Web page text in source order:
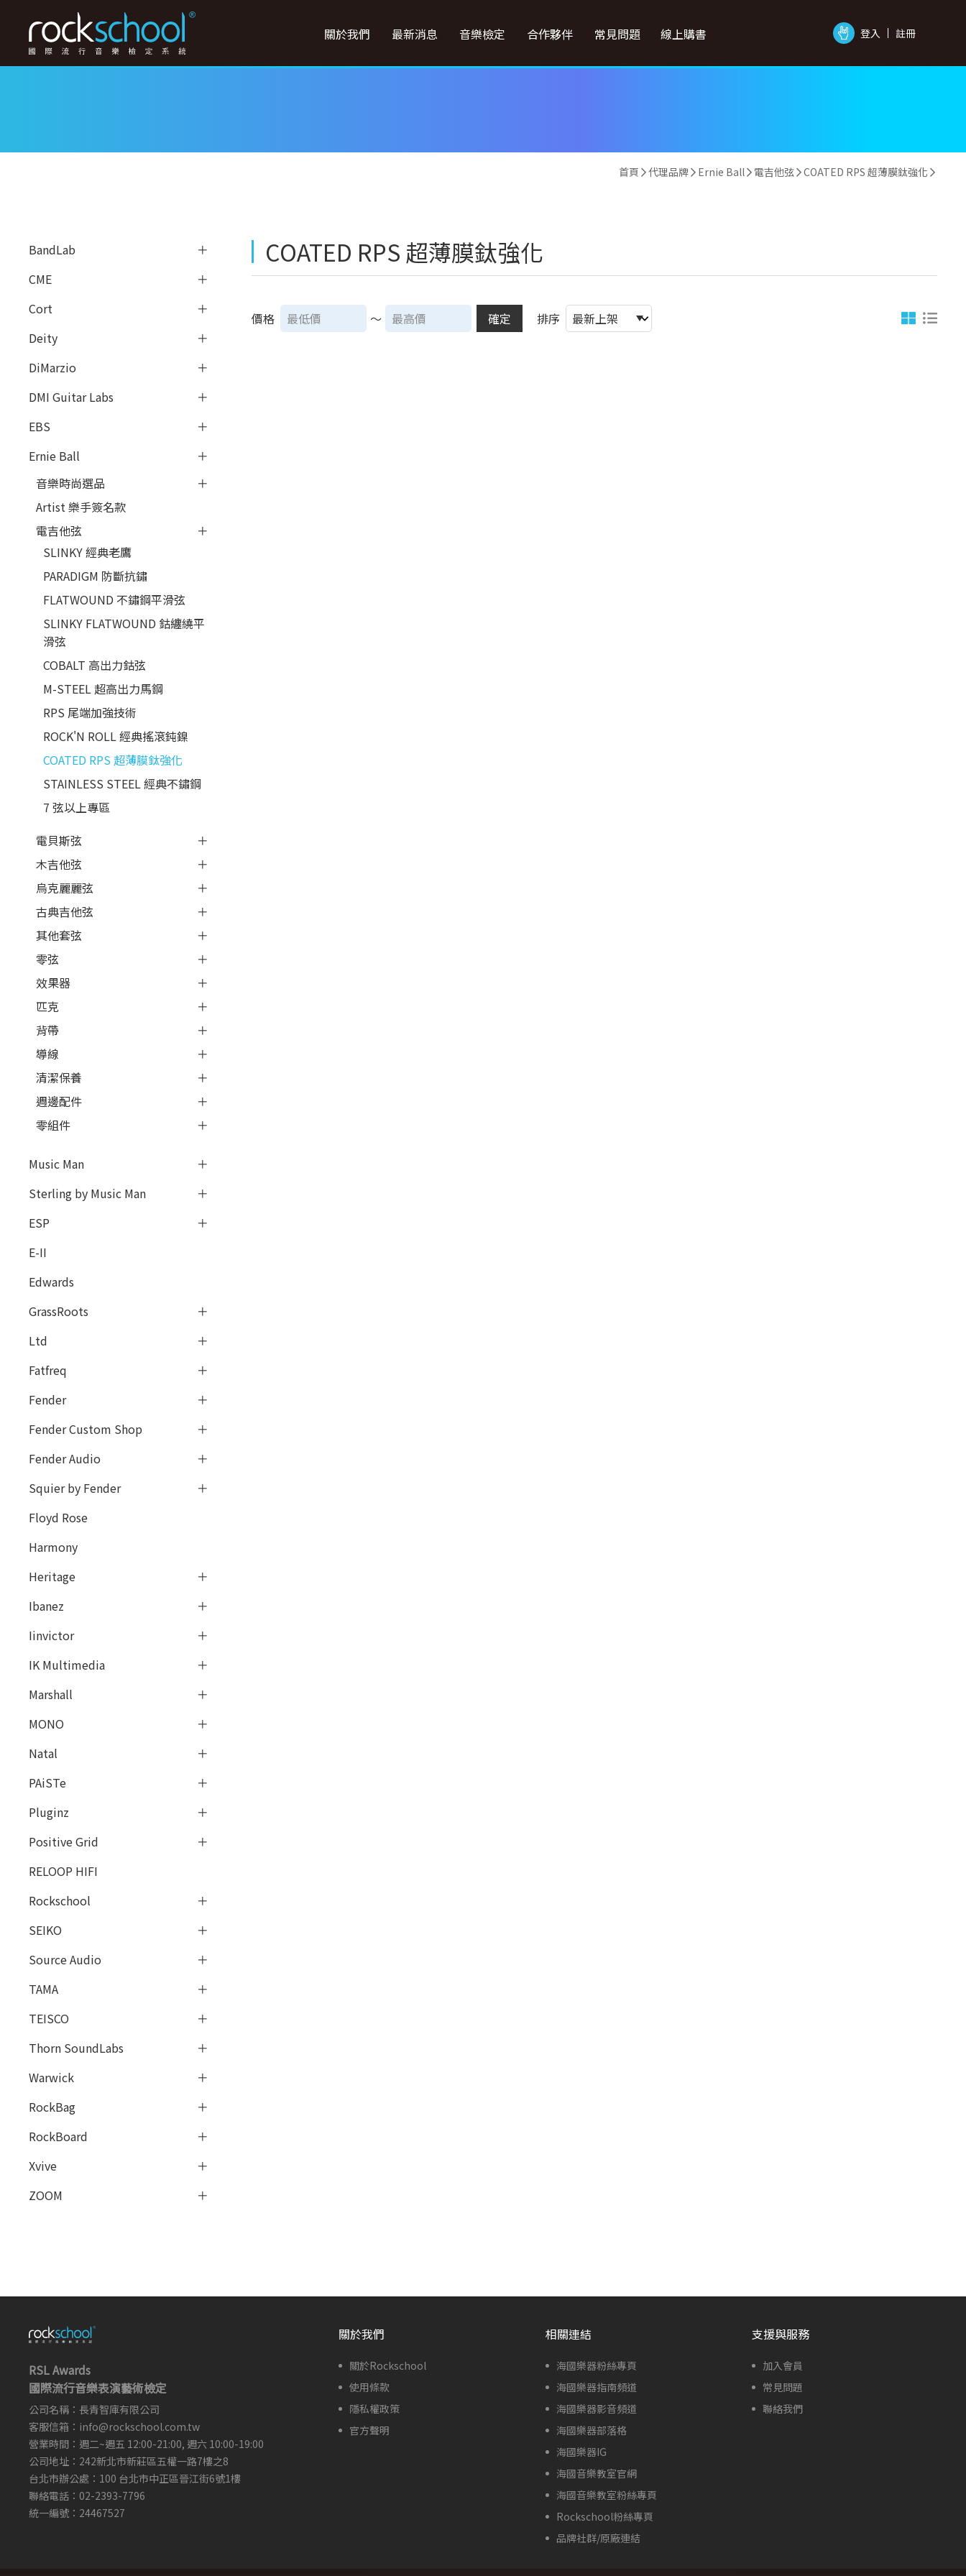
登入 註冊
關於我們 最新消息 音樂檢定 合作夥伴 常見問題 線上購書
首頁 代理品牌 Ernie Ball 電吉他弦 COATED RPS 超薄膜鈦強化
BandLab
CME
Cort
Deity
DiMarzio
DMI Guitar Labs
EBS
Ernie Ball
音樂時尚選品
Artist 樂手簽名款
電吉他弦
SLINKY 經典老鷹
PARADIGM 防斷抗鏽
FLATWOUND 不鏽鋼平滑弦
SLINKY FLATWOUND 鈷纏繞平
滑弦
COBALT 高出力鈷弦
M-STEEL 超高出力馬鋼
RPS 尾端加強技術
ROCK'N ROLL 經典搖滾鈍鎳
COATED RPS 超薄膜鈦強化
STAINLESS STEEL 經典不鏽鋼
7 弦以上專區
電貝斯弦
木吉他弦
烏克麗麗弦
古典吉他弦
其他套弦
零弦
效果器
匹克
背帶
導線
清潔保養
週邊配件
零組件
Music Man
Sterling by Music Man
ESP
E-II
Edwards
GrassRoots
Ltd
Fatfreq
Fender
Fender Custom Shop
Fender Audio
Squier by Fender
Floyd Rose
Harmony
Heritage
Ibanez
Iinvictor
IK Multimedia
Marshall
MONO
Natal
PAiSTe
Pluginz
Positive Grid
RELOOP HIFI
Rockschool
SEIKO
Source Audio
TAMA
TEISCO
Thorn SoundLabs
Warwick
RockBag
RockBoard
Xvive
ZOOM
COATED RPS 超薄膜鈦強化
價格 ～ 確定 排序
RSL Awards
國際流行音樂表演藝術檢定
公司名稱：長青智庫有限公司
客服信箱： info@rockschool.com.tw ​
營業時間：週二~週五 12:00-21:00, 週六 10:00-19:00
公司地址：242新北市新莊區五權一路7樓之8
台北市辦公處：100 台北市中正區晉江街6號1樓
聯絡電話：02-2393-7796
統一編號：24467527
關於我們
關於Rockschool
使用條款
隱私權政策
官方聲明
相關連結
海國樂器粉絲專頁
海國樂器指南頻道
海國樂器影音頻道
海國樂器部落格
海國樂器IG
海國音樂教室官網
海國音樂教室粉絲專頁
Rockschool粉絲專頁
品牌社群/原廠連結
支援與服務
加入會員
常見問題
聯絡我們